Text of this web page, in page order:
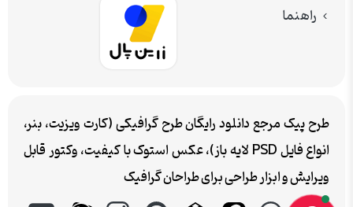
راهنما
طرح پیک مرجع دانلود رایگان طرح گرافیکی (کارت ویزیت، بنر،
انواع فایل PSD لایه باز)، عکس استوک با کیفیت، وکتور قابل
ویرایش و ابزار طراحی برای طراحان گرافیک